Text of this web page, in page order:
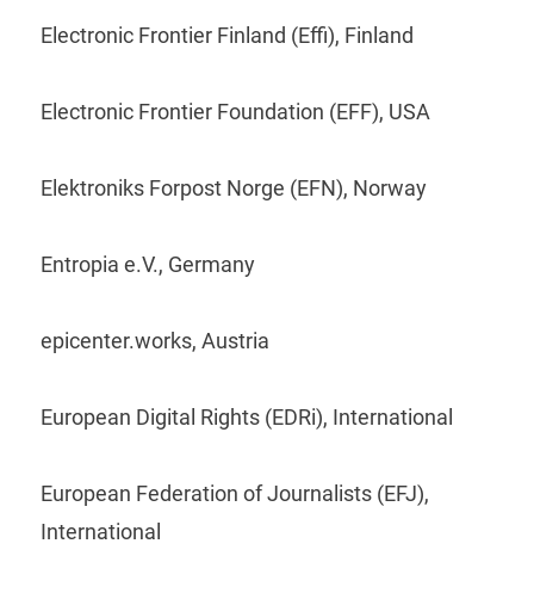
Electronic Frontier Finland (Effi), Finland
Electronic Frontier Foundation (EFF), USA
Elektroniks Forpost Norge (EFN), Norway
Entropia e.V., Germany
epicenter.works, Austria
European Digital Rights (EDRi), International
European Federation of Journalists (EFJ),
International